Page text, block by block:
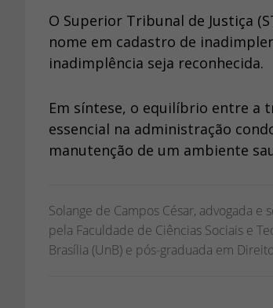
O Superior Tribunal de Justiça
nome em cadastro de
inadimplência seja reconhecida.
Em síntese, o equilíbrio entre a
essencial na administração
manutenção de um ambiente
Solange de Campos César, advogada
pela Faculdade de Ciências Sociais e
Brasília (UnB) e pós-graduada em